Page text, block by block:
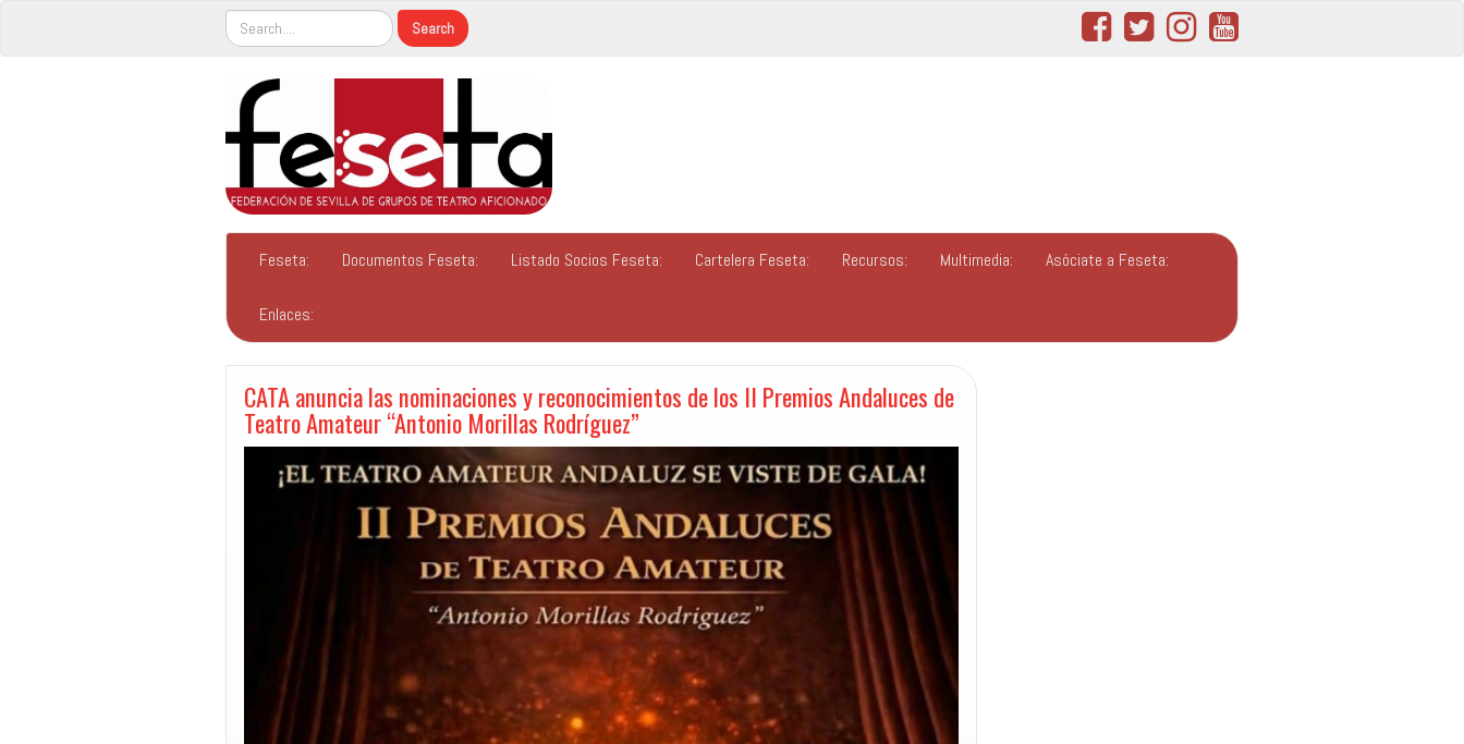
Feseta: Documentos Feseta: Listado Socios Feseta: Cartelera Feseta: Recursos: Multimedia: Asóciate a Feseta:
Enlaces:
CATA anuncia las nominaciones y reconocimientos de los II Premios Andaluces de
Teatro Amateur “Antonio Morillas Rodríguez”